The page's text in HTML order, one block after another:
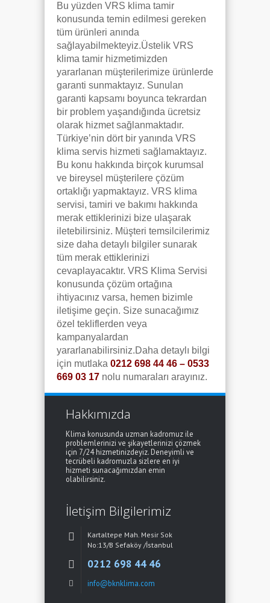
Bu yüzden VRS klima tamir
konusunda temin edilmesi gereken
tüm ürünleri anında
sağlayabilmekteyiz.Üstelik VRS
klima tamir hizmetimizden
yararlanan müşterilerimize ürünlerde
garanti sunmaktayız. Sunulan
garanti kapsamı boyunca tekrardan
bir problem yaşandığında ücretsiz
olarak hizmet sağlanmaktadır.
Türkiye’nin dört bir yanında VRS
klima servis hizmeti sağlamaktayız.
Bu konu hakkında birçok kurumsal
ve bireysel müşterilere çözüm
ortaklığı yapmaktayız. VRS klima
servisi, tamiri ve bakımı hakkında
merak ettiklerinizi bize ulaşarak
iletebilirsiniz. Müşteri temsilcilerimiz
size daha detaylı bilgiler sunarak
tüm merak ettiklerinizi
cevaplayacaktır. VRS Klima Servisi
konusunda çözüm ortağına
ihtiyacınız varsa, hemen bizimle
iletişime geçin. Size sunacağımız
özel tekliflerden veya
kampanyalardan
yararlanabilirsiniz.Daha detaylı bilgi
için mutlaka 0212 698 44 46 – 0533
669 03 17 nolu numaraları arayınız.
Hakkımızda
Klima konusunda uzman kadromuz ile
problemlerinizi ve şikayetlerinizi çözmek
için 7/24 hizmetinizdeyiz. Deneyimli ve
tecrübeli kadromuzla sizlere en iyi
hizmeti sunacağımızdan emin
olabilirsiniz.
İletişim Bilgilerimiz
Kartaltepe Mah. Mesir Sok
No:13/B Sefaköy /İstanbul
0212 698 44 46
info@bknklima.com